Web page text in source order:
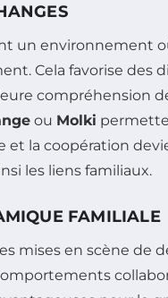
un environnement
Cela favorise des
compréhension
ou Molki
et la coopération
les liens familiaux.
FAMILIALE
mises en scène de